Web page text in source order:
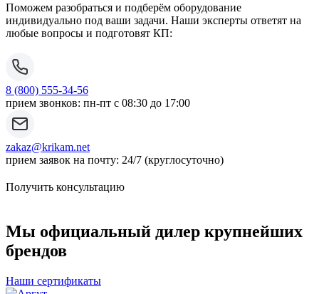
Поможем разобраться и подберём оборудование
индивидуально под ваши задачи. Наши эксперты ответят на
любые вопросы и подготовят КП:
8 (800) 555-34-56
прием звонков: пн-пт с 08:30 до 17:00
zakaz@krikam.net
прием заявок на почту: 24/7 (круглосуточно)
Получить консультацию
Мы официальный дилер крупнейших
брендов
Наши сертификаты